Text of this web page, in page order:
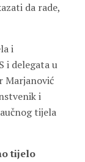
da rade,
i
i delegata u
Marjanović
i
tijela
tijelo